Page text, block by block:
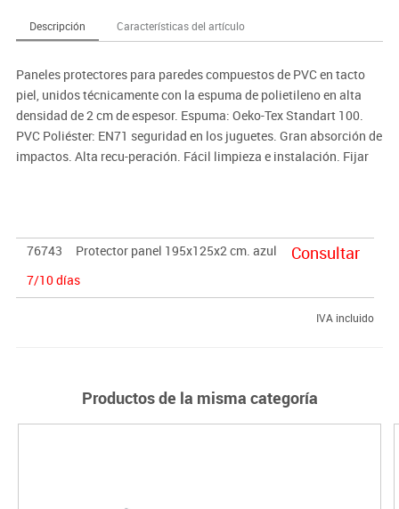
Descripción Características del artículo
Paneles protectores para paredes compuestos de PVC en tacto
piel, unidos técnicamente con la espuma de polietileno en alta
densidad de 2 cm de espesor. Espuma: Oeko-Tex Standart 100.
PVC Poliéster: EN71 seguridad en los juguetes. Gran absorción de
impactos. Alta recu-peración. Fácil limpieza e instalación. Fijar
76743
Protector panel 195x125x2 cm. azul
7/10 días
Consultar
IVA incluido
Productos de la misma categoría